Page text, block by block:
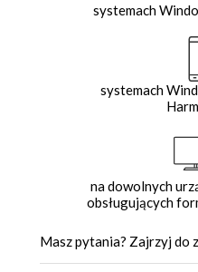
systemach
systemach
na dowolnych
obsługujących
Masz pytania? Zajrzyj do